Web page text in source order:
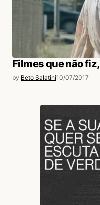
Filmes que não
by Beto Salatini10/07/2017